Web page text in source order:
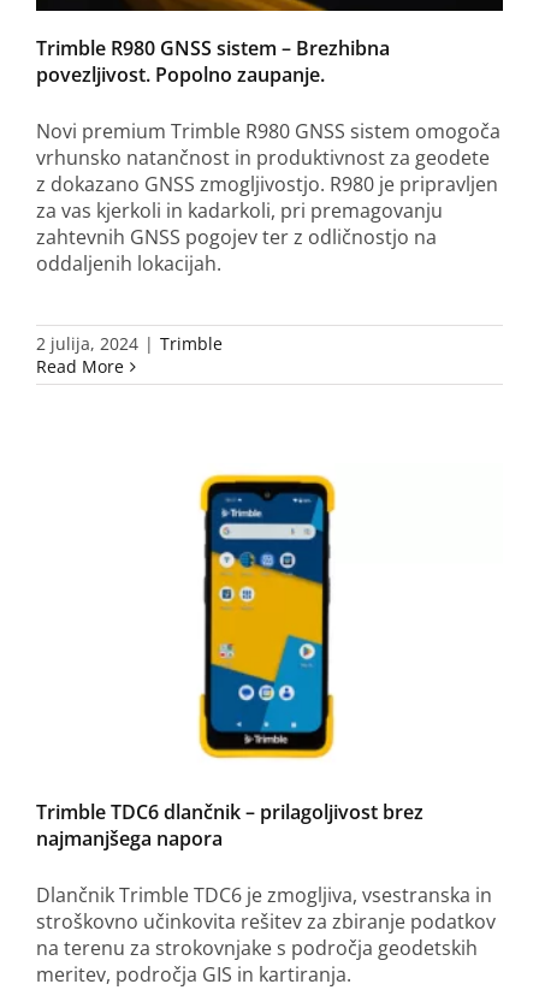
Trimble R980 GNSS sistem – Brezhibna
povezljivost. Popolno zaupanje.
Novi premium Trimble R980 GNSS sistem omogoča
vrhunsko natančnost in produktivnost za geodete
z dokazano GNSS zmogljivostjo. R980 je pripravljen
za vas kjerkoli in kadarkoli, pri premagovanju
zahtevnih GNSS pogojev ter z odličnostjo na
oddaljenih lokacijah.
2 julija, 2024 | Trimble
Read More
Trimble TDC6 dlančnik – prilagoljivost brez
najmanjšega napora
Dlančnik Trimble TDC6 je zmogljiva, vsestranska in
stroškovno učinkovita rešitev za zbiranje podatkov
na terenu za strokovnjake s področja geodetskih
meritev, področja GIS in kartiranja.